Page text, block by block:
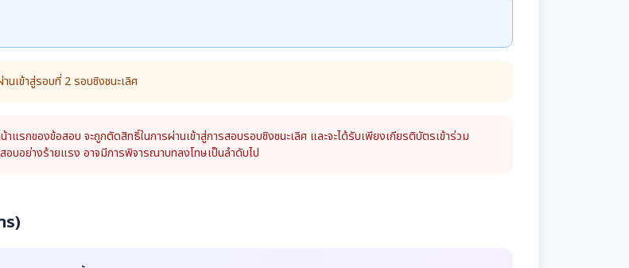
เข้าสู่รอบที่ 2 รอบชิงชนะเลิศ
แรกของข้อสอบ จะถูกตัดสิทธิ์ในการผ่านเข้าสู่การสอบรอบชิงชนะเลิศ และจะได้รับเพียงเกียรติบัตรเข้าร่วม
บอย่างร้ายแรง อาจมีการพิจารณาบทลงโทษเป็นลำดับไป
ร)